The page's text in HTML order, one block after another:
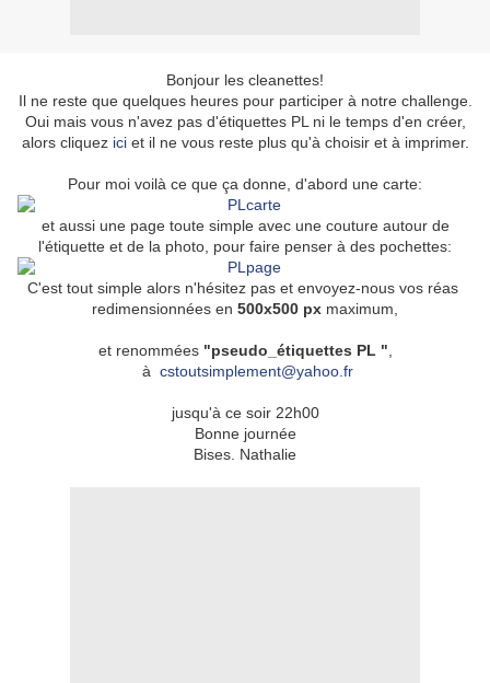
Bonjour les cleanettes!
Il ne reste que quelques heures pour participer à notre challenge.
Oui mais vous n'avez pas d'étiquettes PL ni le temps d'en créer,
alors cliquez iciet il ne vous reste plus qu'à choisir et à imprimer.
Pour moi voilà ce que ça donne, d'abord une carte:
et aussi une page toute simple avec une couture autour de
l'étiquette et de la photo, pour faire penser à des pochettes:
C'est tout simple alors n'hésitez pas et envoyez-nous vos réas
redimensionnées en 500x500 px maximum,
et renommées "pseudo_étiquettes PL "
à cstoutsimplement@yahoo.fr
jusqu'à ce soir 22h00
Bonne journée
Bises. Nathalie